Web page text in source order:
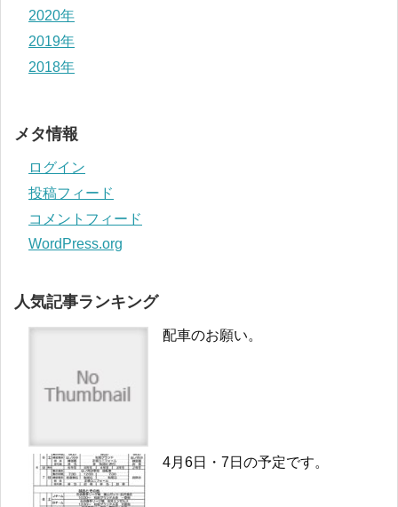
2020年
2019年
2018年
メタ情報
ログイン
投稿フィード
コメントフィード
WordPress.org
人気記事ランキング
配車のお願い。
4月6日・7日の予定です。